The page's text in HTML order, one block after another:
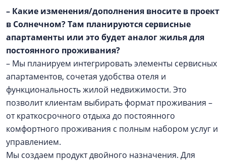
– Какие изменения/дополнения вносите в проект
в Солнечном? Там планируются сервисные
апартаменты или это будет аналог жилья для
постоянного проживания?
– Мы планируем интегрировать элементы сервисных
апартаментов, сочетая удобства отеля и
функциональность жилой недвижимости. Это
позволит клиентам выбирать формат проживания –
от краткосрочного отдыха до постоянного
комфортного проживания с полным набором услуг и
управлением.
Мы создаем продукт двойного назначения. Для